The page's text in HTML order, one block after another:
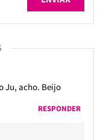
Ju, acho. Beijo
RESPONDER